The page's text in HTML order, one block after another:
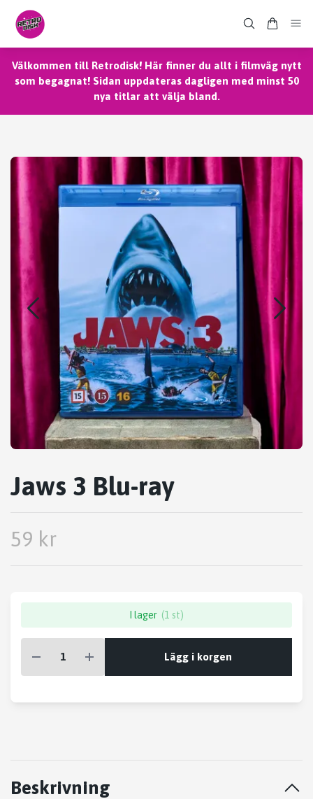
Välkommen till Retrodisk! Här finner du allt i filmväg nytt
som begagnat! Sidan uppdateras dagligen med minst 50
nya titlar att välja bland.
Jaws 3 Blu-ray
59 kr
I lager (1 st)
Lägg i korgen
Beskrivning